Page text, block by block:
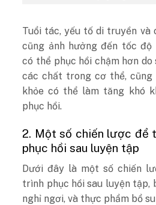
Tuổi tác, yếu tố di truyền và
cũng ảnh hưởng đến tốc độ
có thể phục hồi chậm hơn
các chất trong cơ thể, cũng
khỏe có thể làm tăng khó
phục hồi.
2. Một số chiến lược để
phục hồi sau luyện tập
Dưới đây là một số chiến
trình phục hồi sau luyện tập,
nghỉ ngơi, và thực phẩm bổ